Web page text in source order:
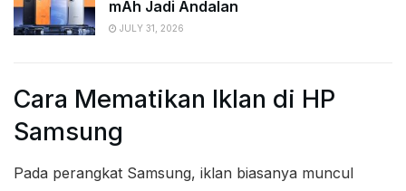
mAh Jadi Andalan
JULY 31, 2026
Cara Mematikan Iklan di HP
Samsung
Pada perangkat Samsung, iklan biasanya muncul